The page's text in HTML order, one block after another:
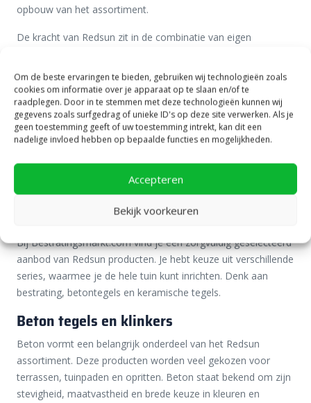
Om de beste ervaringen te bieden, gebruiken wij technologieën zoals
cookies om informatie over je apparaat op te slaan en/of te
raadplegen. Door in te stemmen met deze technologieën kunnen wij
gegevens zoals surfgedrag of unieke ID's op deze site verwerken. Als je
geen toestemming geeft of uw toestemming intrekt, kan dit een
nadelige invloed hebben op bepaalde functies en mogelijkheden.
Accepteren
Bekijk voorkeuren
opbouw van het assortiment.
De kracht van Redsun zit in de combinatie van eigen
merk volgt niet alleen trends, maar speelt hier ook actief op
in. Denk aan grootformaat tegels voor moderne terrassen.
Of karaktervolle bestrating voor klassieke tuinen. Ook
waterdoorlatende oplossingen voor opritten maken deel uit
van het aanbod. De verschillende series zijn bovendien goed
Het assortiment Redsun bij
Bestratingsmarkt.com
Bij Bestratingsmarkt.com vind je een zorgvuldig geselecteerd
aanbod van Redsun producten. Je hebt keuze uit verschillende
series, waarmee je de hele tuin kunt inrichten. Denk aan
bestrating, betontegels en keramische tegels.
Beton tegels en klinkers
Beton vormt een belangrijk onderdeel van het Redsun
assortiment. Deze producten worden veel gekozen voor
terrassen, tuinpaden en opritten. Beton staat bekend om zijn
stevigheid, maatvastheid en brede keuze in kleuren en